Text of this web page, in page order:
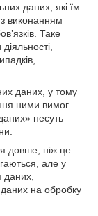
даних, які їм
з виконанням
Таке
даних, у тому
ними вимог
несуть
довше, ніж це
але у
даних,
даних на обробку